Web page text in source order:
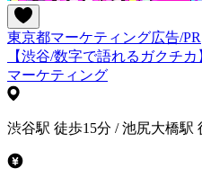
東京都マーケティング広告/PR
【渋谷/数字で語れるガクチ
マーケティング
渋谷駅 徒歩15分 / 池尻大橋駅